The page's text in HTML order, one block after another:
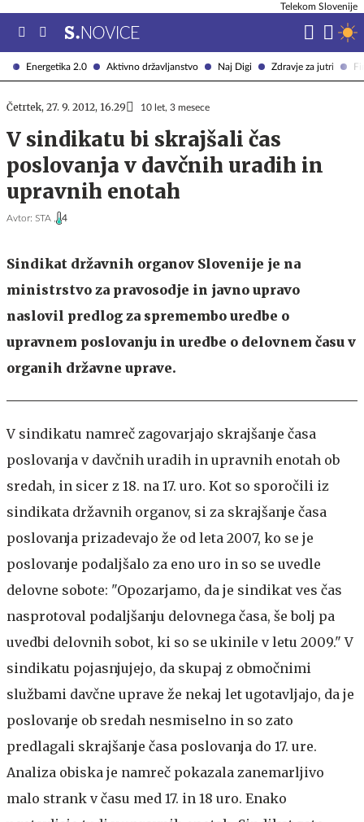
Energetika 2.0 Aktivno državljanstvo Naj Digi Zdravje za jutri
Telekom Slovenije
Četrtek, 27. 9. 2012, 16.29 10 let, 3 mesece
V sindikatu bi skrajšali čas
poslovanja v davčnih uradih in
upravnih enotah
Avtor: STA , 4
Sindikat državnih organov Slovenije je na
ministrstvo za pravosodje in javno upravo
naslovil predlog za spremembo uredbe o
upravnem poslovanju in uredbe o delovnem času v
organih državne uprave.
V sindikatu namreč zagovarjajo skrajšanje časa
poslovanja v davčnih uradih in upravnih enotah ob
sredah, in sicer z 18. na 17. uro. Kot so sporočili iz
sindikata državnih organov, si za skrajšanje časa
poslovanja prizadevajo že od leta 2007, ko se je
poslovanje podaljšalo za eno uro in so se uvedle
delovne sobote: "Opozarjamo, da je sindikat ves čas
nasprotoval podaljšanju delovnega časa, še bolj pa
uvedbi delovnih sobot, ki so se ukinile v letu 2009." V
sindikatu pojasnjujejo, da skupaj z območnimi
službami davčne uprave že nekaj let ugotavljajo, da je
poslovanje ob sredah nesmiselno in so zato
predlagali skrajšanje časa poslovanja do 17. ure.
Analiza obiska je namreč pokazala zanemarljivo
malo strank v času med 17. in 18 uro. Enako